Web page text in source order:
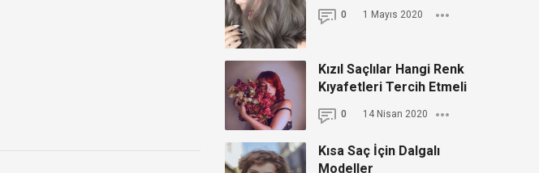
0 1 Mayıs 2020
Kızıl Saçlılar Hangi Renk
Kıyafetleri Tercih Etmeli
0 14 Nisan 2020
Kısa Saç İçin Dalgalı
Modeller